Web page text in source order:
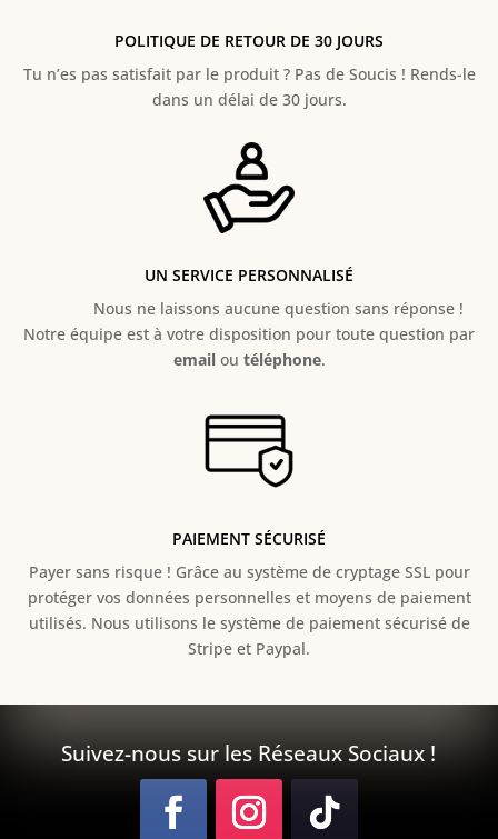
POLITIQUE DE RETOUR DE 30 JOURS
Tu n’es pas satisfait par le produit ? Pas de Soucis ! Rends-le
dans un délai de 30 jours.
UN SERVICE PERSONNALISÉ
Nous ne laissons aucune question sans réponse !
Notre équipe est à votre disposition pour toute question par
emailou téléphone.
PAIEMENT SÉCURISÉ
Payer sans risque ! Grâce au système de cryptage SSL pour
protéger vos données personnelles et moyens de paiement
utilisés. Nous utilisons le système de paiement sécurisé de
Stripe et Paypal.
Suivez-nous sur les Réseaux Sociaux !